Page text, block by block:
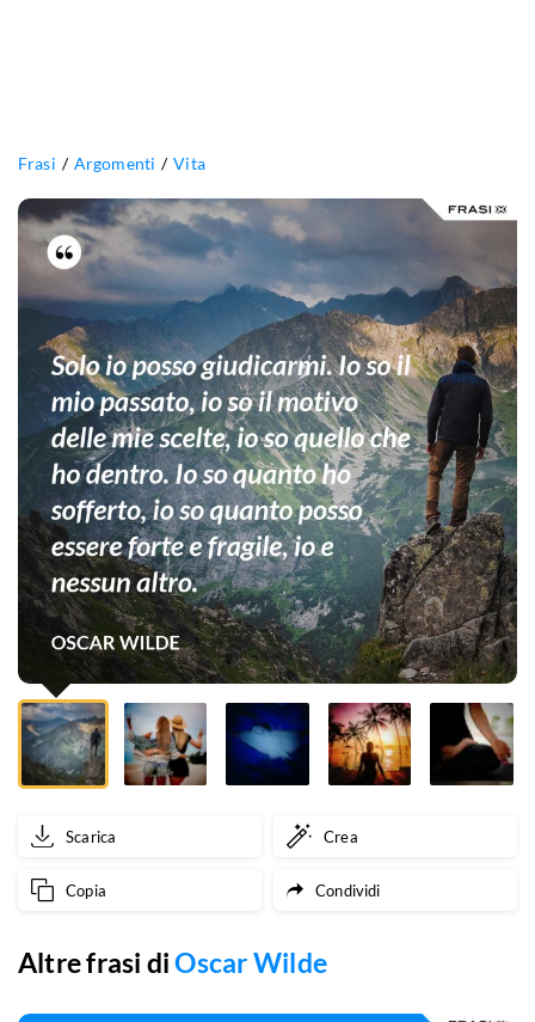
Frasi Argomenti Vita
Solo
io
posso
giudicarmi.
Io
so
il
mio
passato,
io
so
il
motivo
delle
mie
io
Scarica Crea
Copia Condividi
Altre frasi diOscar Wilde